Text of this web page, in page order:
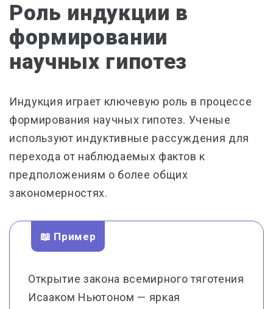
Роль индукции в
формировании
научных гипотез
Индукция играет ключевую роль в процессе
формирования научных гипотез. Ученые
используют индуктивные рассуждения для
перехода от наблюдаемых фактов к
предположениям о более общих
закономерностях.
📖 Пример
Открытие закона всемирного тяготения
Исааком Ньютоном — яркая